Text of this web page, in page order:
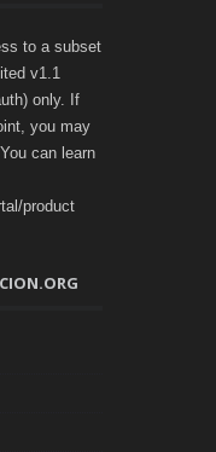
to a subset
v1.1
only. If
you may
can learn
product